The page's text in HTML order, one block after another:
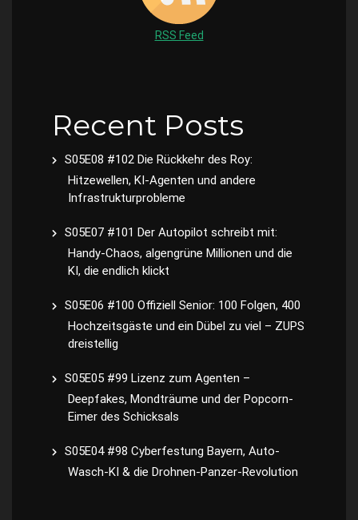
RSS Feed
Recent Posts
S05E08 #102 Die Rückkehr des Roy:
Hitzewellen, KI-Agenten und andere
Infrastrukturprobleme
S05E07 #101 Der Autopilot schreibt mit:
Handy-Chaos, algengrüne Millionen und die
KI, die endlich klickt
S05E06 #100 Offiziell Senior: 100 Folgen, 400
Hochzeitsgäste und ein Dübel zu viel – ZUPS
dreistellig
S05E05 #99 Lizenz zum Agenten –
Deepfakes, Mondträume und der Popcorn-
Eimer des Schicksals
S05E04 #98 Cyberfestung Bayern, Auto-
Wasch-KI & die Drohnen-Panzer-Revolution